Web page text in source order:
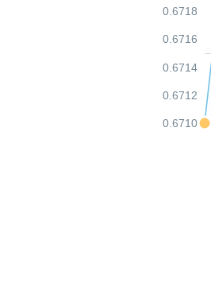
0.6710
0.6712
0.6714
0.6716
0.6718